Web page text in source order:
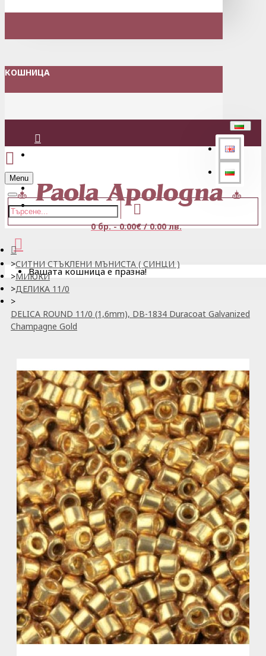
КОШНИЦА
Регистрация
Menu
0 бр. - 0.00€ / 0.00 лв.
Вашата кошница е празна!
СИТНИ СТЪКЛЕНИ МЪНИСТА ( СИНЦИ )
МИЮКИ
ДЕЛИКА 11/0
DELICA ROUND 11/0 (1,6mm), DB-1834 Duracoat Galvanized
Champagne Gold